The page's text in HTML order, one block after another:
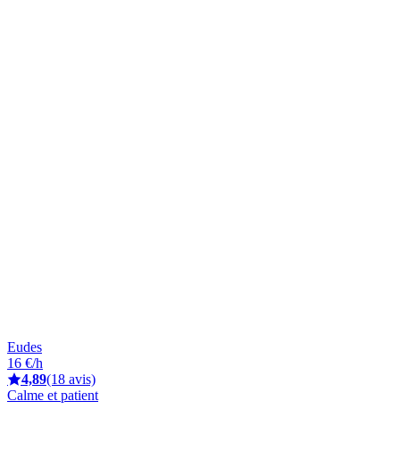
Eudes
16 €/h
4,89(18 avis)
Calme et patient